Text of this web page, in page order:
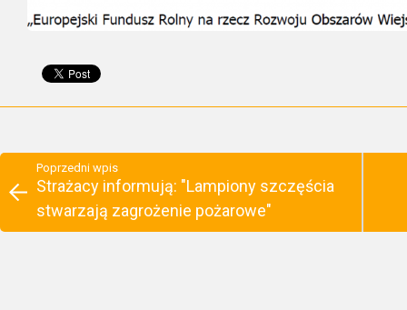
Poprzedni wpis
Strażacy informują: "Lampiony szczęścia
stwarzają zagrożenie pożarowe"